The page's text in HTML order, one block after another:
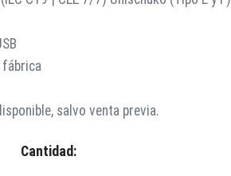
fábrica
salvo venta previa.
Cantidad: